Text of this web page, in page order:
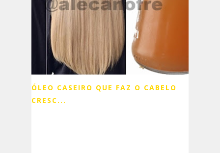
ÓLEO CASEIRO QUE FAZ O CABELO
CRESC...